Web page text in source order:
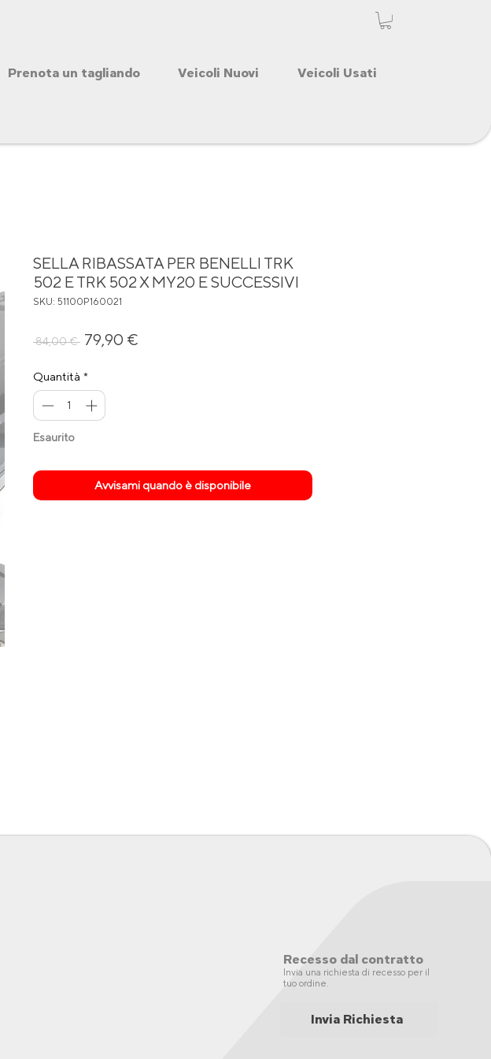
Prenota un tagliando Veicoli Nuovi Veicoli Usati
SELLA RIBASSATA PER BENELLI TRK
502 E TRK 502 X MY20 E SUCCESSIVI
SKU: 51100P160021
84,00 € Prezzo
79,90 €
Quantità *
Esaurito
Avvisami quando è disponibile
Recesso dal contratto
Invia una richiesta di recesso per il
tuo ordine.
Invia Richiesta